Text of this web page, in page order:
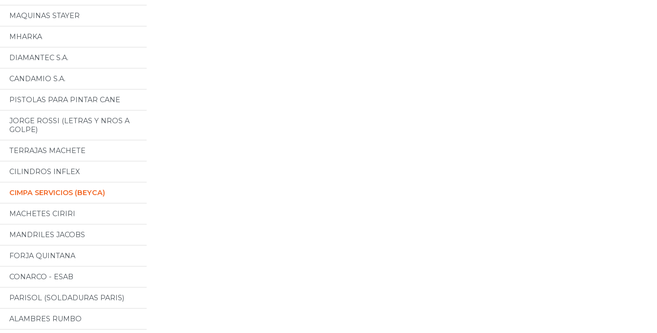
MAQUINAS STAYER
MHARKA
DIAMANTEC S.A.
CANDAMIO S.A.
PISTOLAS PARA PINTAR CANE
JORGE ROSSI (LETRAS Y NROS A
GOLPE)
TERRAJAS MACHETE
CILINDROS INFLEX
CIMPA SERVICIOS (BEYCA)
MACHETES CIRIRI
MANDRILES JACOBS
FORJA QUINTANA
CONARCO - ESAB
PARISOL (SOLDADURAS PARIS)
ALAMBRES RUMBO